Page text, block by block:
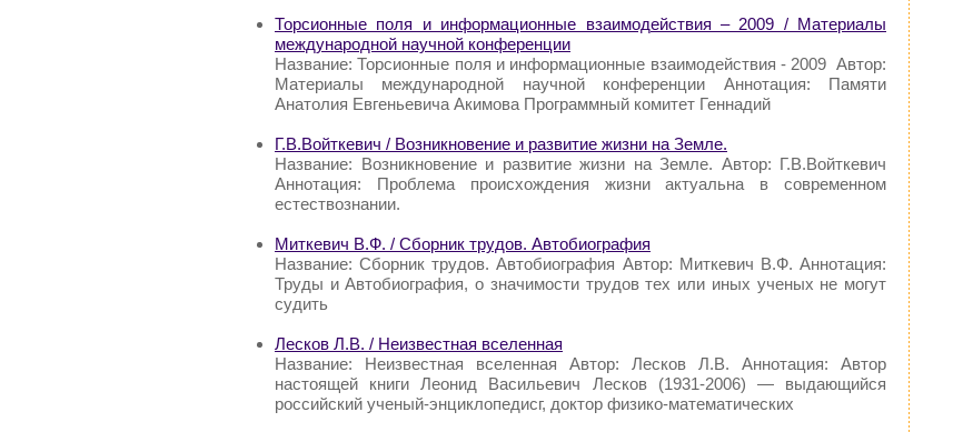
Торсионные поля и информационные взаимодействия – 2009 / Материалы
международной научной конференции
Название: Торсионные поля и информационные взаимодействия - 2009 Автор:
Материалы международной научной конференции Аннотация: Памяти
Анатолия Евгеньевича Акимова Программный комитет Геннадий
Г.В.Войткевич / Возникновение и развитие жизни на Земле.
Название: Возникновение и развитие жизни на Земле. Автор: Г.В.Войткевич
Аннотация: Проблема происхождения жизни актуальна в современном
естествознании.
Миткевич В.Ф. / Сборник трудов. Автобиография
Название: Сборник трудов. Автобиография Автор: Миткевич В.Ф. Аннотация:
Труды и Автобиография, о значимости трудов тех или иных ученых не могут
судить
Лесков Л.В. / Неизвестная вселенная
Название: Неизвестная вселенная Автор: Лесков Л.В. Аннотация: Автор
настоящей книги Леонид Васильевич Лесков (1931-2006) — выдающийся
российский ученый-энциклопедисг, доктор физико-математических